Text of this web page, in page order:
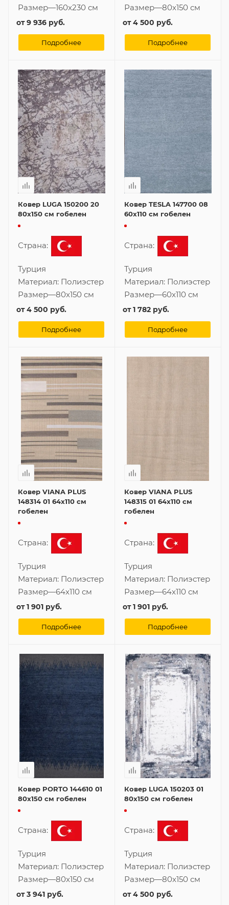
Размер—160x230 см
от9 936 руб.
Подробнее
Размер—80x150 см
от4 500 руб.
Подробнее
Ковер LUGA 150200 20
80x150 см гобелен
Страна:
Турция
Материал: Полиэстер
Размер—80x150 см
от4 500 руб.
Подробнее
Ковер TESLA 147700 08
60x110 см гобелен
Страна:
Турция
Материал: Полиэстер
Размер—60x110 см
от1 782 руб.
Подробнее
Ковер VIANA PLUS
148314 01 64x110 см
гобелен
Страна:
Турция
Материал: Полиэстер
Размер—64x110 см
от1 901 руб.
Подробнее
Ковер VIANA PLUS
148315 01 64x110 см
гобелен
Страна:
Турция
Материал: Полиэстер
Размер—64x110 см
от1 901 руб.
Подробнее
Ковер PORTO 144610 01
80x150 см гобелен
Страна:
Турция
Материал: Полиэстер
Размер—80x150 см
от3 941 руб.
Ковер LUGA 150203 01
80x150 см гобелен
Страна:
Турция
Материал: Полиэстер
Размер—80x150 см
от4 500 руб.